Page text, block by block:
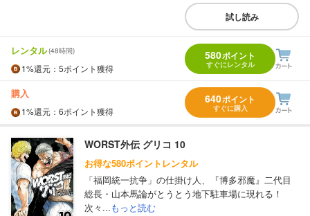
試し読み
レンタル(48時間)
1%還元 ：5ポイント獲得
580ポイント
すぐにレンタル
購入
1%還元 ：6ポイント獲得
640ポイント
すぐに購入
WORST外伝 グリコ 10
お得な580ポイントレンタル
「福岡統一抗争」の仕掛け人、『博多邪魔』二代目
総長・山本馬論がとうとう地下駐車場に現れる！
次々...もっと読む